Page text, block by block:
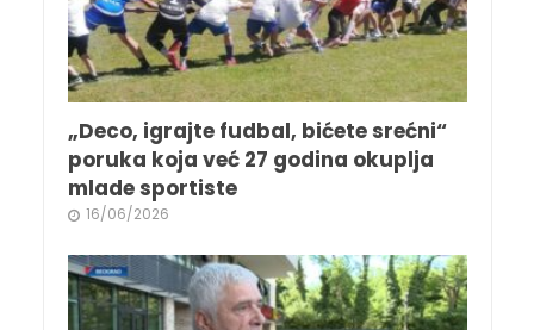
„Deco, igrajte fudbal, bićete srećni“
poruka koja već 27 godina okuplja
mlade sportiste
16/06/2026